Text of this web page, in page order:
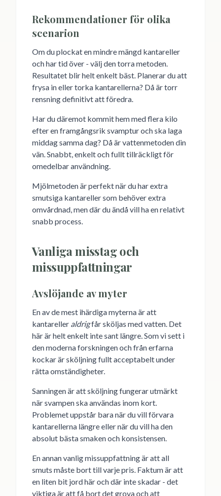
Rekommendationer för olika
scenarion
Om du plockat en mindre mängd kantareller
och har tid över - välj den torra metoden.
Resultatet blir helt enkelt bäst. Planerar du att
frysa in eller torka kantarellerna? Då är torr
rensning definitivt att föredra.
Har du däremot kommit hem med flera kilo
efter en framgångsrik svamptur och ska laga
middag samma dag? Då är vattenmetoden din
vän. Snabbt, enkelt och fullt tillräckligt för
omedelbar användning.
Mjölmetoden är perfekt när du har extra
smutsiga kantareller som behöver extra
omvårdnad, men där du ändå vill ha en relativt
snabb process.
Vanliga misstag och
missuppfattningar
Avslöjande av myter
En av de mest ihärdiga myterna är att
kantareller aldrigfår sköljas med vatten. Det
här är helt enkelt inte sant längre. Som vi sett i
den moderna forskningen och från erfarna
kockar är sköljning fullt acceptabelt under
rätta omständigheter.
Sanningen är att sköljning fungerar utmärkt
när svampen ska användas inom kort.
Problemet uppstår bara när du vill förvara
kantarellerna längre eller när du vill ha den
absolut bästa smaken och konsistensen.
En annan vanlig missuppfattning är att all
smuts måste bort till varje pris. Faktum är att
en liten bit jord här och där inte skadar - det
viktiga är att få bort det grova och att